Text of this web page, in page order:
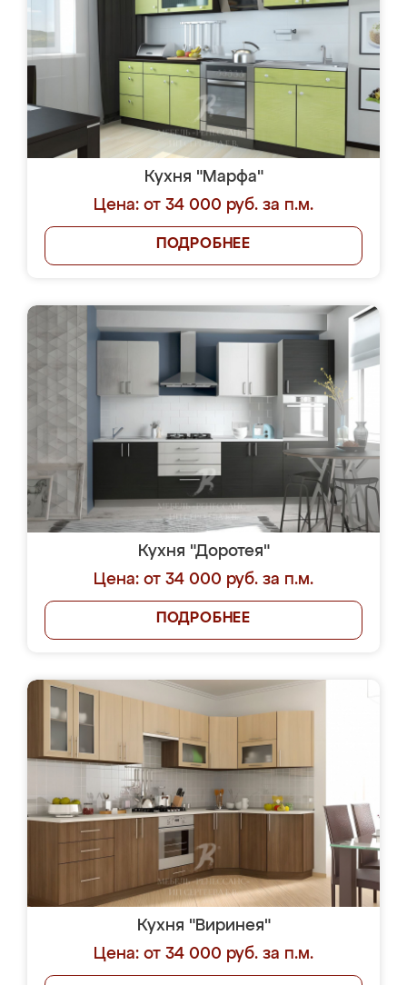
Кухня "Марфа"
Цена: от 34 000 руб. за п.м.
ПОДРОБНЕЕ
Кухня "Доротея"
Цена: от 34 000 руб. за п.м.
ПОДРОБНЕЕ
Кухня "Виринея"
Цена: от 34 000 руб. за п.м.